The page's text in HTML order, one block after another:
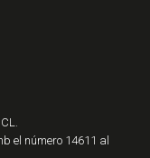
el número 14611 al